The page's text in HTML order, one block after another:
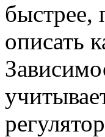
быстрее,
описать